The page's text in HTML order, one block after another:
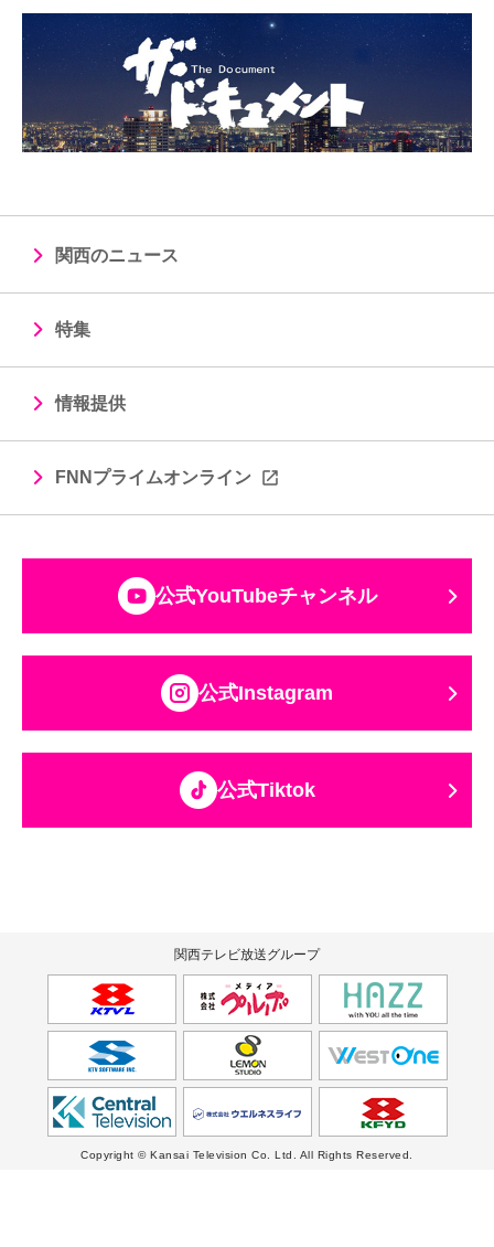
関西のニュース
特集
情報提供
FNNプライムオンライン
公式YouTubeチャンネル
公式Instagram
公式Tiktok
関西テレビ放送グループ
Copyright © Kansai Television Co. Ltd. All Rights Reserved.